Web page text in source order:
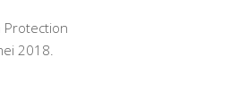
Protection
2018.